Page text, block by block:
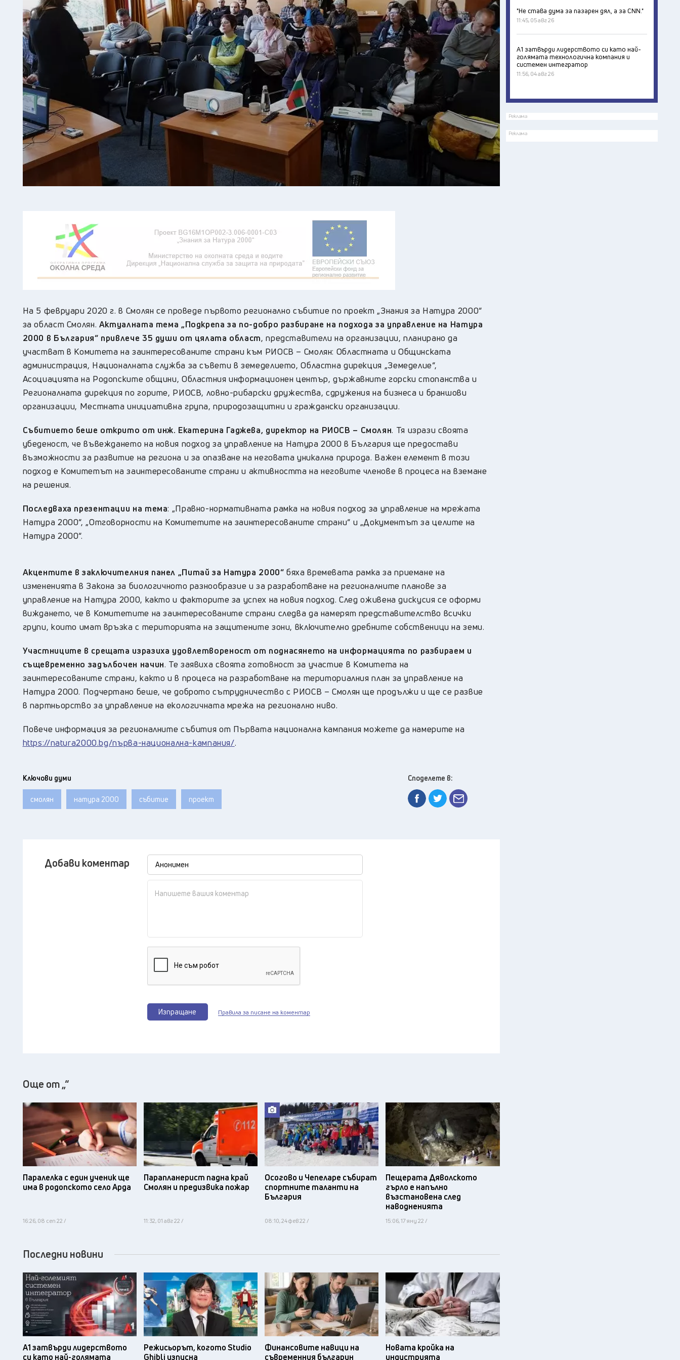
Перник, 26°C
Плевен, 27°C
Пловдив, 27°C
Разград, 25°C
Русе, 26°C
Силистра, 26°C
Сливен 24°C
Смолян, 19°C
София, 26°C
Стара Загора 26°C
Търговище 25°C
26
Шумен
Ямбол, 25°C
На 5 февруари 2020 г. в Смолян се проведе първото регионално събитие по проект „Знания за Натура 2000“
за област Смолян. Актуалната тема „Подкрепа за по-добро разбиране на подхода за управление на Натура
2000 в България“ привлече 35 души от цялата област, представители на организации, планирано да
участват в Комитета на заинтересованите страни към РИОСВ – Смолян: Областната и Общинската
администрация, Националната служба за съвети в земеделието, Областна дирекция „Земеделие“,
Асоциацията на Родопските общини, Областния информационен център, държавните горски стопанства и
Регионалната дирекция по горите, РИОСВ, ловно-рибарски дружества, сдружения на бизнеса и браншови
организации, Местната инициативна група, природозащитни и граждански организации.
Събитието беше открито от инж. Екатерина Гаджева, директор на РИОСВ – Смолян. Тя изрази своята
убеденост, че въвеждането на новия подход за управление на Натура 2000 в България ще предостави
възможности за развитие на региона и за опазване на неговата уникална природа. Важен елемент в този
подход е Комитетът на заинтересованите страни и активността на неговите членове в процеса на вземане
на решения.
Последваха презентации на тема: „Правно-нормативната рамка на новия подход за управление на мрежата
Натура 2000“, „Отговорности на Комитетите на заинтересованите страни“ и „Документът за целите на
Натура 2000“.
Акцентите в заключителния панел „Питай за Натура 2000“ бяха времевата рамка за приемане на
измененията в Закона за биологичното разнообразие и за разработване на регионалните планове за
управление на Натура 2000, както и факторите за успех на новия подход. След оживена дискусия се оформи
виждането, че в Комитетите на заинтересованите страни следва да намерят представителство всички
групи, които имат връзка с територията на защитените зони, включително дребните собственици на земи.
Участниците в срещата изразиха удовлетвореност от поднасянето на информацията по разбираем и
същевременно задълбочен начин. Те заявиха своята готовност за участие в Комитета на
заинтересованите страни, както и в процеса на разработване на териториалния план за управление на
Натура 2000. Подчертано беше, че доброто сътрудничество с РИОСВ – Смолян ще продължи и ще се развие
в партньорство за управление на екологичната мрежа на регионално ниво.
Повече информация за регионалните събития от Първата национална кампания можете да намерите на
https://natura2000.bg/първа-национална-кампания/.
Ключови думи
смолян натура 2000 събитие проект
Споделете в:
Добави коментар
Изпращане Правила за писане на коментар
Още от „“
Паралелка с един ученик ще
има в родопското село Арда
16:26, 08 сеп 22 /
Парапланерист падна край
Смолян и предизвика пожар
11:32, 01 авг 22 /
Осогово и Чепеларе събират
спортните таланти на
България
08:10, 24 фев 22 /
Пещерата Дяволското
гърло е напълно
възстановена след
наводненията
15:06, 17 яну 22 /
Последни новини
А1 затвърди лидерството
си като най-голямата
Режисьорът, когото Studio
Ghibli изпусна
Финансовите навици на
съвременния българин
Новата кройка на
индустрията
"Не става дума за пазарен дял, а за CNN."
11:45, 05 авг 26
А1 затвърди лидерството си като най-
голямата технологична компания и
системен интегратор
11:56, 04 авг 26
Реклама
Реклама